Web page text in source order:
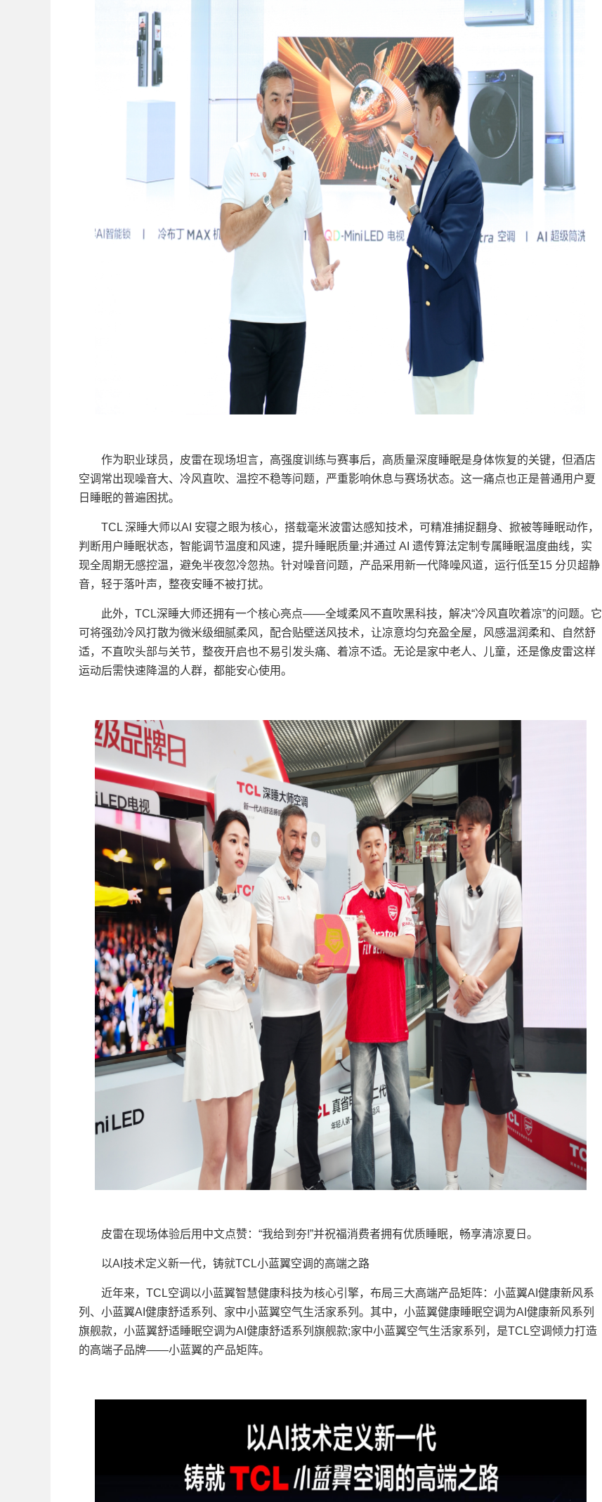
作为职业球员，皮雷在现场坦言，高强度训练与赛事后，高质量深度睡眠是身体恢复的关键，但酒店
空调常出现噪音大、冷风直吹、温控不稳等问题，严重影响休息与赛场状态。这一痛点也正是普通用户夏
日睡眠的普遍困扰。
TCL 深睡大师以AI 安寝之眼为核心，搭载毫米波雷达感知技术，可精准捕捉翻身、掀被等睡眠动作，
判断用户睡眠状态，智能调节温度和风速，提升睡眠质量;并通过 AI 遗传算法定制专属睡眠温度曲线，实
现全周期无感控温，避免半夜忽冷忽热。针对噪音问题，产品采用新一代降噪风道，运行低至15 分贝超静
音，轻于落叶声，整夜安睡不被打扰。
此外，TCL深睡大师还拥有一个核心亮点——全域柔风不直吹黑科技，解决“冷风直吹着凉”的问题。它
可将强劲冷风打散为微米级细腻柔风，配合贴壁送风技术，让凉意均匀充盈全屋，风感温润柔和、自然舒
适，不直吹头部与关节，整夜开启也不易引发头痛、着凉不适。无论是家中老人、儿童，还是像皮雷这样
运动后需快速降温的人群，都能安心使用。
皮雷在现场体验后用中文点赞：“我给到夯!”并祝福消费者拥有优质睡眠，畅享清凉夏日。
以AI技术定义新一代，铸就TCL小蓝翼空调的高端之路
近年来，TCL空调以小蓝翼智慧健康科技为核心引擎，布局三大高端产品矩阵：小蓝翼AI健康新风系
列、小蓝翼AI健康舒适系列、家中小蓝翼空气生活家系列。其中，小蓝翼健康睡眠空调为AI健康新风系列
旗舰款，小蓝翼舒适睡眠空调为AI健康舒适系列旗舰款;家中小蓝翼空气生活家系列，是TCL空调倾力打造
的高端子品牌——小蓝翼的产品矩阵。